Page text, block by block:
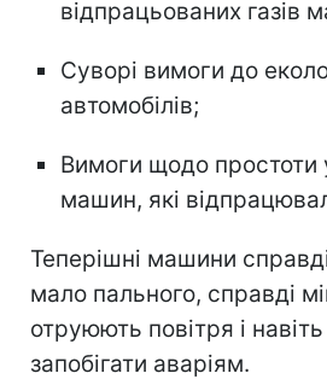
відпрацьованих газів
Суворі вимоги до
автомобілів;
Вимоги щодо простоти
машин, які
Теперішні машини
мало пального, справді
отруюють повітря і
запобігати аваріям.